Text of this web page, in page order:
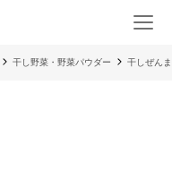
干し野菜・野菜パウダー 干しぜん